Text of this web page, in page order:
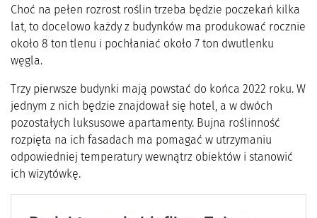
Choć na pełen rozrost roślin trzeba będzie poczekań kilka
lat, to docelowo każdy z budynków ma produkować rocznie
około 8 ton tlenu i pochłaniać około 7 ton dwutlenku
węgla.
Trzy pierwsze budynki mają powstać do końca 2022 roku. W
jednym z nich będzie znajdował się hotel, a w dwóch
pozostałych luksusowe apartamenty. Bujna roślinność
rozpięta na ich fasadach ma pomagać w utrzymaniu
odpowiedniej temperatury wewnątrz obiektów i stanowić
ich wizytówkę.